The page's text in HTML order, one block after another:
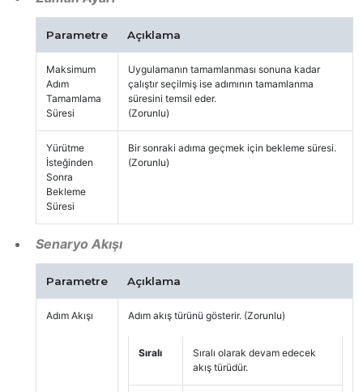
Parametre Açıklama
Maksimum
Adım
Tamamlama
Süresi
Uygulamanın tamamlanması sonuna kadar
çalıştır seçilmiş ise adımının tamamlanma
süresini temsil eder.
(Zorunlu)
Yürütme
İsteğinden
Sonra
Bekleme
Süresi
Bir sonraki adıma geçmek için bekleme süresi.
(Zorunlu)
Senaryo Akışı
Parametre Açıklama
Adım Akışı Adım akış türünü gösterir. (Zorunlu)
Sıralı
Sıralı olarak devam edecek
akış türüdür.